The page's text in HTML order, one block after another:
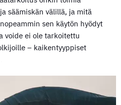
säämiskän välillä, ja mitä
sen käytön hyödyt
voide ei ole tarkoitettu
– kaikentyyppiset